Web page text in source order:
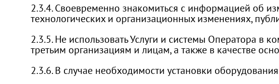
2.3.4. Своевременно знакомиться с информацией об
технологических и организационных изменениях,
2.3.5. Не использовать Услуги и системы Оператора в
третьим организациям и лицам, а также в качестве
2.3.6. В случае необходимости установки